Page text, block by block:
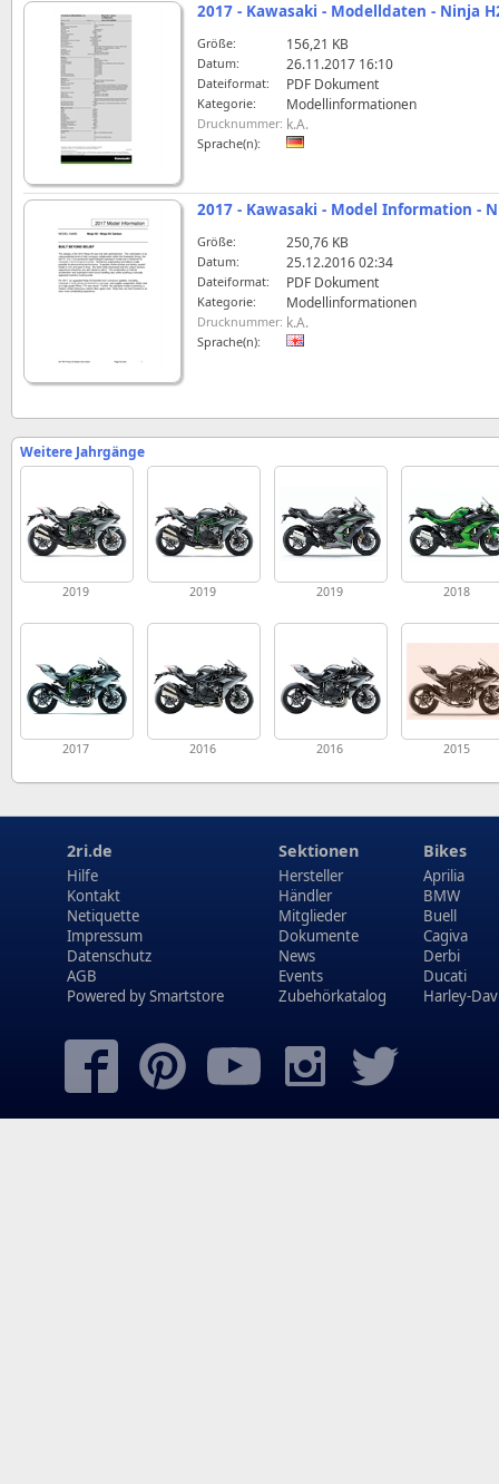
2017 - Kawasaki - Modelldaten - Ninja
Größe: 156,21 KB
Datum: 26.11.2017 16:10
Dateiformat: PDF Dokument
Kategorie: Modellinformationen
Drucknummer: k.A.
Sprache(n):
2017 - Kawasaki - Model Information -
Größe: 250,76 KB
Datum: 25.12.2016 02:34
Dateiformat: PDF Dokument
Kategorie: Modellinformationen
Drucknummer: k.A.
Sprache(n):
Weitere Jahrgänge
2019 2019 2019 2018
2017 2016 2016 2015
2ri.de
Hilfe
Kontakt
Netiquette
Impressum
Datenschutz
AGB
Powered bySmartstore
Sektionen
Hersteller
Händler
Mitglieder
Dokumente
News
Events
Zubehörkatalog
Bikes
Aprilia
BMW
Buell
Cagiva
Derbi
Ducati
Harley-